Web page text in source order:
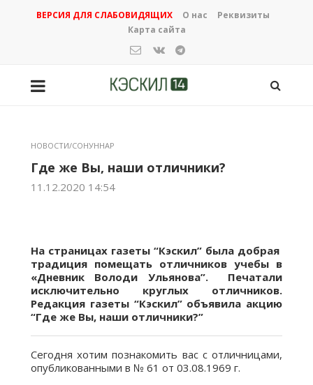
ВЕРСИЯ ДЛЯ СЛАБОВИДЯЩИХ О нас
Реквизиты
Карта сайта
НОВОСТИ/СОНУННАР
Где же Вы, наши отличники?
11.12.2020 14:54
На страницах газеты “Кэскил” была добрая
традиция помещать отличников учебы в
«Дневник Володи Ульянова”. Печатали
исключительно круглых отличников.
Редакция газеты “Кэскил” объявила акцию
“Где же Вы, наши отличники?”
Сегодня хотим познакомить вас с отличницами,
опубликованными в № 61 от 03.08.1969 г.